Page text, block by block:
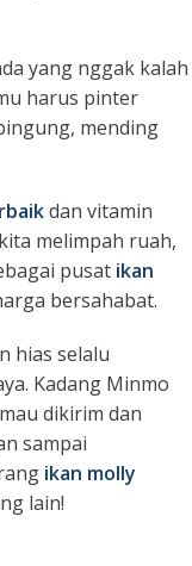
yang nggak kalah
harus pinter
mending
dan vitamin
melimpah ruah,
pusat ikan
bersahabat.
hias selalu
Kadang Minmo
dikirim dan
sampai
ikan molly
lain!